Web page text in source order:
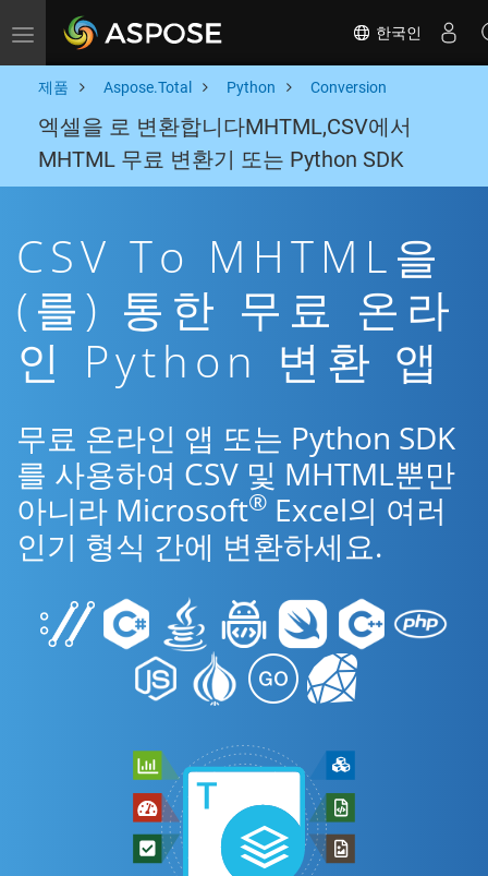
Toggle navigation 한국인
제품 Aspose.Total Python Conversion
엑셀을 로 변환합니다MHTML,CSV에서
MHTML 무료 변환기 또는 Python SDK
CSV To MHTML을
(를) 통한 무료 온라
인 Python 변환 앱
무료 온라인 앱 또는 Python SDK
를 사용하여 CSV 및 MHTML뿐만
아니라 Microsoft® Excel의 여러
인기 형식 간에 변환하세요.